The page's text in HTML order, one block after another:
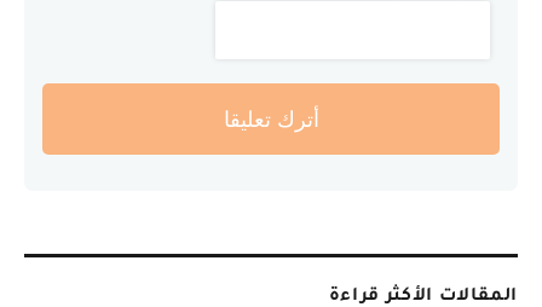
أترك تعليقا
المقالات الأكثر قراءة